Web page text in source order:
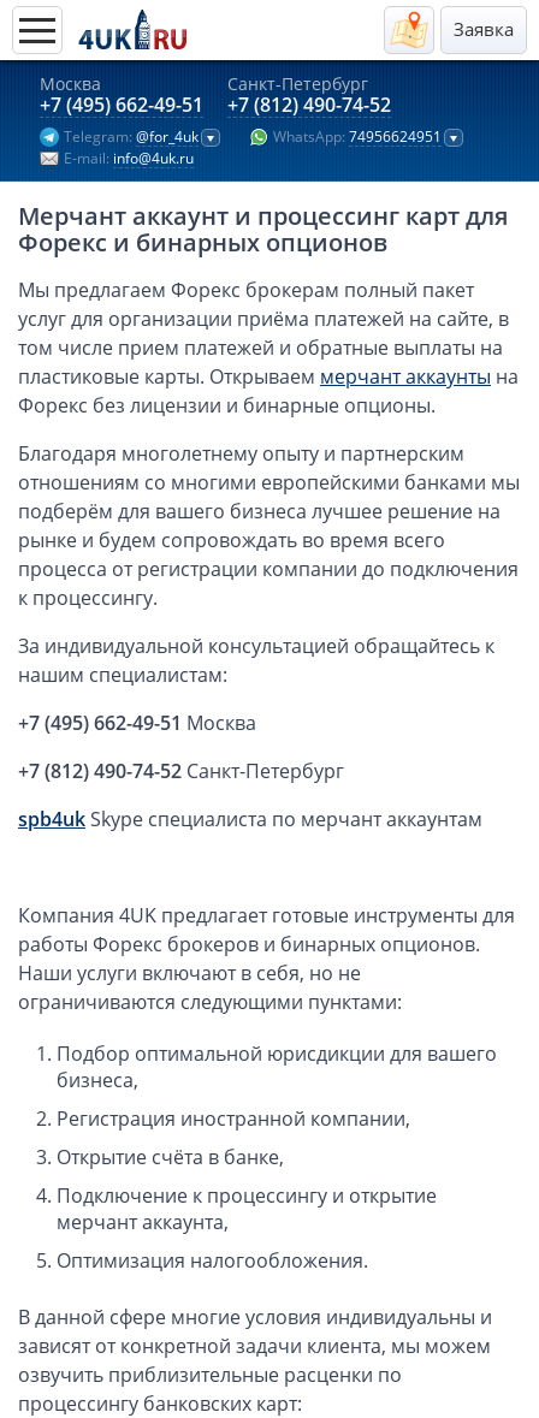
Заявка
Москва
+7 (495) 662-49-51
Санкт-Петербург
+7 (812) 490-74-52
Telegram: @for_4uk WhatsApp: 74956624951
E-mail: info@4uk.ru
Актуальные предложения 2026
Компании в Гонконге
Английские компании LTD
Киргизия (компания и счёт)
Компании в Китае
Kомпания в Канаде с лицензией MSB
Казахстан (компания и счёт)
Открытие счета в банках Казахстана
Платежная система Гонконга
Платежная система Казахстана
ОАЭ, Дубай (компания и счёт)
ОАЭ, Аджман (компания и счёт)
Оффшоры на Сейшелах
Турция (компания и счёт)
Счёт и карта в Турции для физлиц
Cчёт в Турции для компании
Гражданство Вануату
Европейские и резидентные компании
Английские партнерства LLP
Ирландские компании LTD
Ирландские партнерства LP
Компании в Сингапуре
Компании на Кипре
Канадские компании LTD
Канадские партнерства LP
Компании в США (Флорида)
Оффшорные компании
Оффшоры в Белизе
Оффшоры на БВО (BVI)
Оффшоры на Маршалловых Островах
Мерчант аккаунт и процессинг карт для
Форекс и бинарных опционов
Мы предлагаем Форекс брокерам полный пакет
услуг для организации приёма платежей на сайте, в
том числе прием платежей и обратные выплаты на
пластиковые карты. Открываем мерчант аккаунты на
Форекс без лицензии и бинарные опционы.
Благодаря многолетнему опыту и партнерским
отношениям со многими европейскими банками мы
подберём для вашего бизнеса лучшее решение на
рынке и будем сопровождать во время всего
процесса от регистрации компании до подключения
к процессингу.
За индивидуальной консультацией обращайтесь к
нашим специалистам:
+7 (495) 662-49-51 Москва
+7 (812) 490-74-52 Санкт-Петербург
spb4ukSkype специалиста по мерчант аккаунтам
Компания 4UK предлагает готовые инструменты для
работы Форекс брокеров и бинарных опционов.
Наши услуги включают в себя, но не
ограничиваются следующими пунктами:
Подбор оптимальной юрисдикции для вашего
бизнеса,
Регистрация иностранной компании,
Открытие счёта в банке,
Подключение к процессингу и открытие
мерчант аккаунта,
Оптимизация налогообложения.
В данной сфере многие условия индивидуальны и
зависят от конкретной задачи клиента, мы можем
озвучить приблизительные расценки по
процессингу банковских карт: